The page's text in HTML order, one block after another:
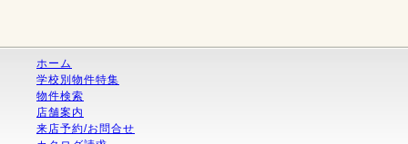
ホーム
学校別物件特集
物件検索
店舗案内
来店予約/お問合せ